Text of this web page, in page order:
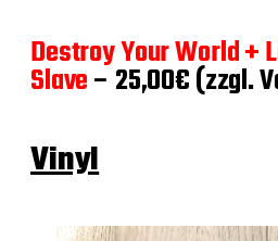
Destroy Your World +
Slave– 25,00€ (zzgl.
Vinyl